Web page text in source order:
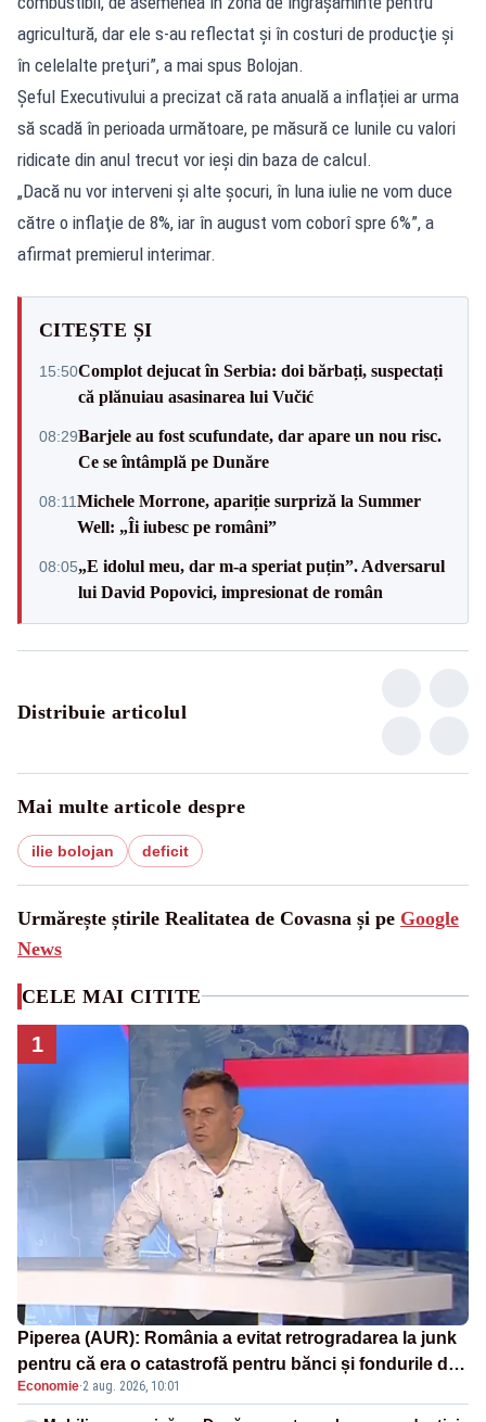
agricultură, dar ele s-au reflectat şi în costuri de producţie şi
în celelalte preţuri”, a mai spus Bolojan.
Șeful Executivului a precizat că rata anuală a inflației ar urma
să scadă în perioada următoare, pe măsură ce lunile cu valori
ridicate din anul trecut vor ieși din baza de calcul.
„Dacă nu vor interveni şi alte şocuri, în luna iulie ne vom duce
către o inflaţie de 8%, iar în august vom coborî spre 6%”, a
afirmat premierul interimar.
CITEȘTE ȘI
15:50Complot dejucat în Serbia: doi bărbați, suspectați
că plănuiau asasinarea lui Vučić
08:29Barjele au fost scufundate, dar apare un nou risc.
Ce se întâmplă pe Dunăre
08:11Michele Morrone, apariție surpriză la Summer
Well: „Îi iubesc pe români”
08:05„E idolul meu, dar m-a speriat puțin”. Adversarul
lui David Popovici, impresionat de român
Distribuie articolul
Mai multe articole despre
ilie bolojan deficit
Urmărește știrile Realitatea de Covasna și pe Google
News
CELE MAI CITITE
1
Piperea (AUR): România a evitat retrogradarea la junk
pentru că era o catastrofă pentru bănci și fondurile de
pensii
Economie·2 aug. 2026, 10:01